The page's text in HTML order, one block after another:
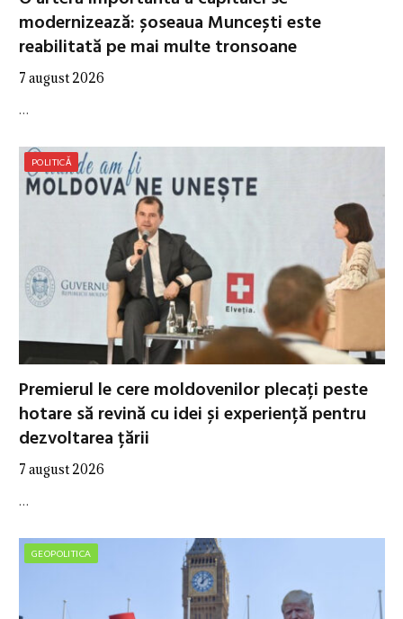
modernizează: șoseaua Muncești este
reabilitată pe mai multe tronsoane
7 august 2026
…
POLITICĂ
Premierul le cere moldovenilor plecați peste
hotare să revină cu idei și experiență pentru
dezvoltarea țării
7 august 2026
…
GEOPOLITICA